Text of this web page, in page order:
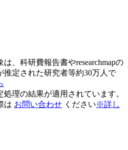
、科研費報告書やresearchmapの
定された研究者等約30万人で
理の結果が適用されています。
は お問い合わせ ください※詳し